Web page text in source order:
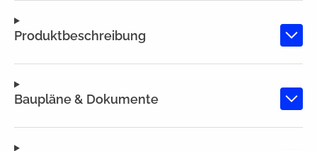
Produktbeschreibung
Baupläne & Dokumente